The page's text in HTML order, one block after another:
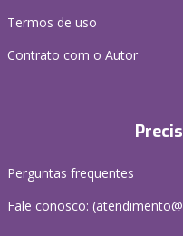
Termos de uso
Contrato com o Autor
Perguntas frequentes
Fale conosco: